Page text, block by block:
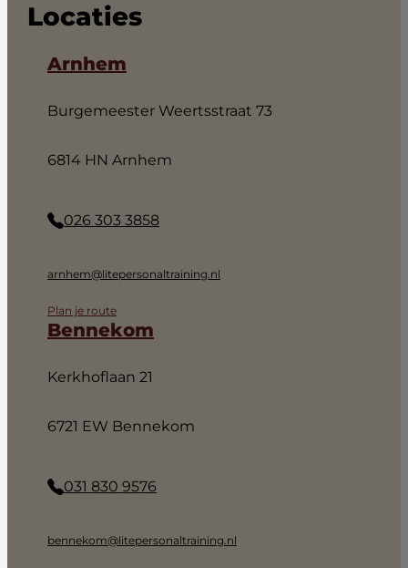
Locaties
Arnhem
Burgemeester Weertsstraat 73
6814 HN Arnhem
026 303 3858
arnhem@litepersonaltraining.nl
Plan je route
Bennekom
Kerkhoflaan 21
6721 EW Bennekom
031 830 9576
bennekom@litepersonaltraining.nl